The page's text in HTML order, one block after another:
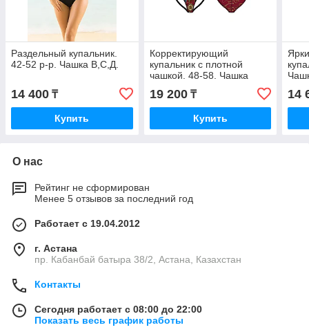
Раздельный купальник.
42-52 р-р. Чашка В,С,Д.
14 400 ₸
Купить
Корректирующий
купальник с плотной
чашкой. 48-58. Чашка
19 200₸
Купить
14
О нас
Рейтинг не сформирован
Менее 5 отзывов за последний год
Работает с 19.04.2012
г. Астана
пр. Кабанбай батыра 38/2, Астана, Казахстан
Контакты
Сегодня работает с 08:00 до 22:00
Показать весь график работы